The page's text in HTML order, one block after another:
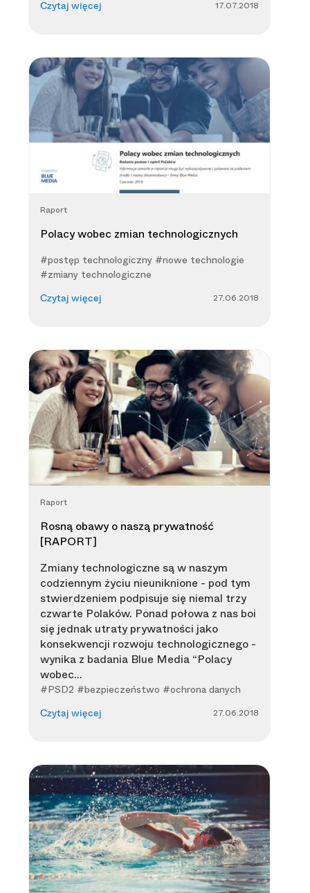
Czytaj więcej 17.07.2018
Raport
Polacy wobec zmian technologicznych
#postęp technologiczny #nowe technologie
#zmiany technologiczne
Czytaj więcej 27.06.2018
Raport
Rosną obawy o naszą prywatność
[RAPORT]
Zmiany technologiczne są w naszym
codziennym życiu nieuniknione - pod tym
stwierdzeniem podpisuje się niemal trzy
czwarte Polaków. Ponad połowa z nas boi
się jednak utraty prywatności jako
konsekwencji rozwoju technologicznego -
wynika z badania Blue Media “Polacy
wobec...
#PSD2 #bezpieczeństwo #ochrona danych
Czytaj więcej 27.06.2018